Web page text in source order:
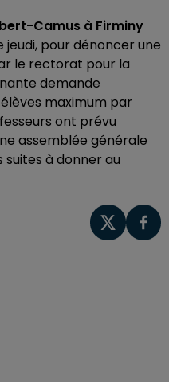
Camus à Firminy
pour dénoncer une
le rectorat pour la
demande
maximum par
ont prévu
assemblée générale
à donner au